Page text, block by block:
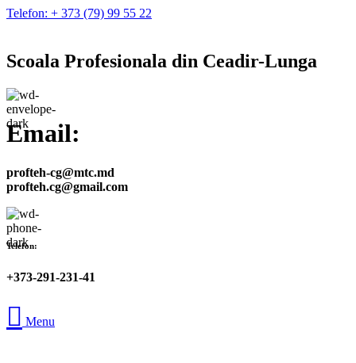
Telefon: + 373 (79) 99 55 22
Scoala Profesionala din Ceadir-Lunga
Email:
profteh-cg@mtc.md
profteh.cg@gmail.com
Telefon:
+373-291-231-41
Menu